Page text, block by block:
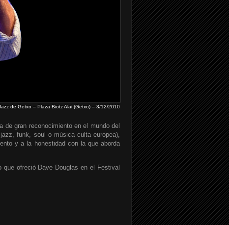
de Getxo – Plaza Biotz Alai (Getxo) – 3/12/2010
gran reconocimiento en el mundo del
funk, soul o música culta europea),
y a la honestidad con la que aborda
ofreció Dave Douglas en el Festival